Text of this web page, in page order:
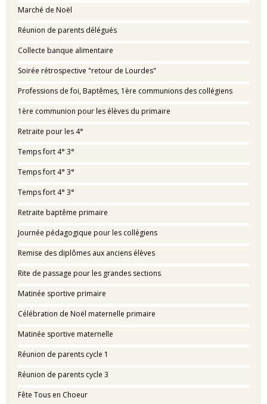
Marché de Noël
Réunion de parents délégués
Collecte banque alimentaire
Soirée rétrospective "retour de Lourdes"
Professions de foi, Baptêmes, 1ère communions des collégiens
1ère communion pour les élèves du primaire
Retraite pour les 4°
Temps fort 4° 3°
Temps fort 4° 3°
Temps fort 4° 3°
Retraite baptême primaire
Journée pédagogique pour les collégiens
Remise des diplômes aux anciens élèves
Rite de passage pour les grandes sections
Matinée sportive primaire
Célébration de Noël maternelle primaire
Matinée sportive maternelle
Réunion de parents cycle 1
Réunion de parents cycle 3
Fête Tous en Choeur